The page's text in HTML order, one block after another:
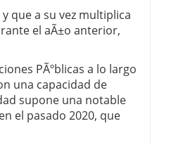
que a su vez multiplica
el aÃ±o anterior,
PÃºblicas a lo largo
una capacidad de
supone una notable
el pasado 2020, que